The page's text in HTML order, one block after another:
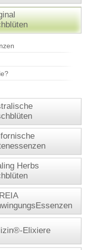
Herbs
Elixiere